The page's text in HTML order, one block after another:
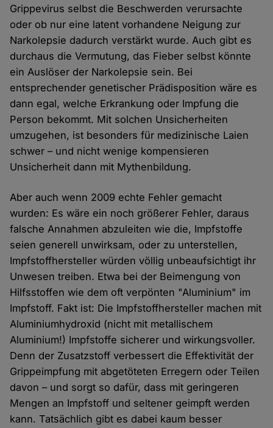
Grippevirus selbst die Beschwerden verursachte
oder ob nur eine latent vorhandene Neigung zur
Narkolepsie dadurch verstärkt wurde. Auch gibt es
durchaus die Vermutung, das Fieber selbst könnte
ein Auslöser der Narkolepsie sein. Bei
entsprechender genetischer Prädisposition wäre es
dann egal, welche Erkrankung oder Impfung die
Person bekommt. Mit solchen Unsicherheiten
umzugehen, ist besonders für medizinische Laien
schwer – und nicht wenige kompensieren
Unsicherheit dann mit Mythenbildung.
Aber auch wenn 2009 echte Fehler gemacht
wurden: Es wäre ein noch größerer Fehler, daraus
falsche Annahmen abzuleiten wie die, Impfstoffe
seien generell unwirksam, oder zu unterstellen,
Impfstoffhersteller würden völlig unbeaufsichtigt ihr
Unwesen treiben. Etwa bei der Beimengung von
Hilfsstoffen wie dem oft verpönten "Aluminium" im
Impfstoff. Fakt ist: Die Impfstoffhersteller machen mit
Aluminiumhydroxid (nicht mit metallischem
Aluminium!) Impfstoffe sicherer und wirkungsvoller.
Denn der Zusatzstoff verbessert die Effektivität der
Grippeimpfung mit abgetöteten Erregern oder Teilen
davon – und sorgt so dafür, dass mit geringeren
Mengen an Impfstoff und seltener geimpft werden
kann. Tatsächlich gibt es dabei kaum besser